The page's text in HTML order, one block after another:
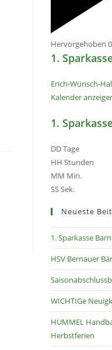
Hervorgehoben
1.
Erich-Wünsch-
Kalender
1.
DDTage
HH Stunden
MM Min.
SSSek.
Neueste
1. Sparkasse
HSV Bernauer
WICHTIGe
HUMMEL
Herbstferien